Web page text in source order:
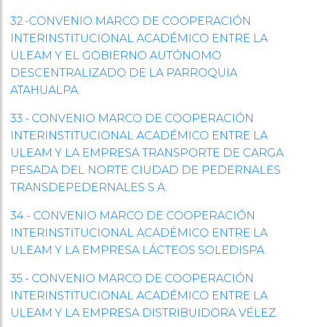
32.-CONVENIO MARCO DE COOPERACIÓN
INTERINSTITUCIONAL ACADÉMICO ENTRE LA
ULEAM Y EL GOBIERNO AUTÓNOMO
DESCENTRALIZADO DE LA PARROQUIA
ATAHUALPA.
33.- CONVENIO MARCO DE COOPERACIÓN
INTERINSTITUCIONAL ACADÉMICO ENTRE LA
ULEAM Y LA EMPRESA TRANSPORTE DE CARGA
PESADA DEL NORTE CIUDAD DE PEDERNALES
TRANSDEPEDERNALES S.A.
34.- CONVENIO MARCO DE COOPERACIÓN
INTERINSTITUCIONAL ACADÉMICO ENTRE LA
ULEAM Y LA EMPRESA LÁCTEOS SOLEDISPA.
35.- CONVENIO MARCO DE COOPERACIÓN
INTERINSTITUCIONAL ACADÉMICO ENTRE LA
ULEAM Y LA EMPRESA DISTRIBUIDORA VÉLEZ.